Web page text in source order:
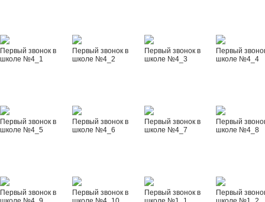
Первый звонок в
школе №4_1
Первый звонок в
школе №4_2
Первый звонок в
школе №4_3
Первый
школе №4_4
Первый звонок в
школе №4_5
Первый звонок в
школе №4_6
Первый звонок в
школе №4_7
Первый
школе №4_8
Первый звонок в
Первый звонок в
Первый звонок в
Первый